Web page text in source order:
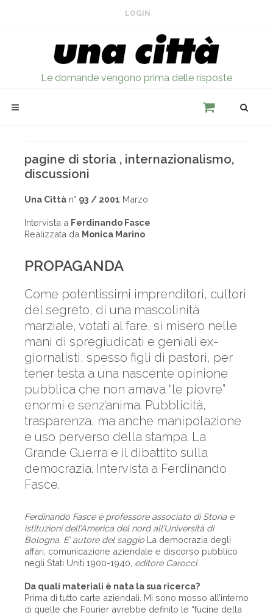
LOGIN
Le domande vengono prima delle risposte
pagine di storia , internazionalismo,
discussioni
Una Città n° 93 / 2001 Marzo
Intervista a Ferdinando Fasce
Realizzata da Monica Marino
PROPAGANDA
Come potentissimi imprenditori, cultori
del segreto, di una mascolinità
marziale, votati al fare, si misero nelle
mani di spregiudicati e geniali ex-
giornalisti, spesso figli di pastori, per
tener testa a una nascente opinione
pubblica che non amava “le piovre”
enormi e senz’anima. Pubblicità,
trasparenza, ma anche manipolazione
e uso perverso della stampa. La
Grande Guerra e il dibattito sulla
democrazia. Intervista a Ferdinando
Fasce.
Ferdinando Fasce è professore associato di Storia e
istituzioni dell’America del nord all’Università di
Bologna. E’ autore del saggio La democrazia degli
affari, comunicazione aziendale e discorso pubblico
negli Stati Uniti 1900-1940, editore Carocci.
Da quali materiali è nata la sua ricerca?
Prima di tutto carte aziendali. Mi sono mosso all’interno
di quelle che Fourier avrebbe definito le “fucine della